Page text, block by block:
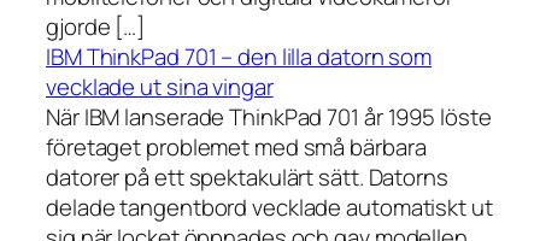
gjorde […]
IBM ThinkPad 701 – den lilla datorn som
vecklade ut sina vingar
När IBM lanserade ThinkPad 701 år 1995 löste
företaget problemet med små bärbara
datorer på ett spektakulärt sätt. Datorns
delade tangentbord vecklade automatiskt ut